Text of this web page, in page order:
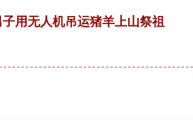
用无人机吊运猪羊上山祭祖